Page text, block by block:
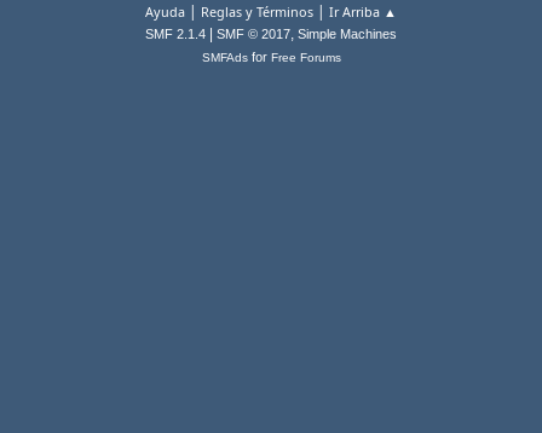
Ayuda | Reglas y Términos | Ir Arriba ▲
SMF 2.1.4 SMF © 2017, Simple Machines
SMFAdsfor Free Forums